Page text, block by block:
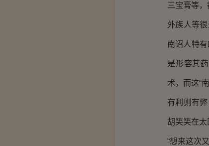
三宝膏等
外族人等
南诏人特有
是形容其
术，而这“
有利则有
胡笑笑在太
“想来这次